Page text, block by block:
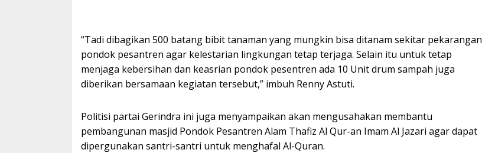
“Tadi dibagikan 500 batang bibit tanaman yang mungkin bisa ditanam sekitar pekarangan
pondok pesantren agar kelestarian lingkungan tetap terjaga. Selain itu untuk tetap
menjaga kebersihan dan keasrian pondok pesentren ada 10 Unit drum sampah juga
diberikan bersamaan kegiatan tersebut,” imbuh Renny Astuti.
Politisi partai Gerindra ini juga menyampaikan akan mengusahakan membantu
pembangunan masjid Pondok Pesantren Alam Thafiz Al Qur-an Imam Al Jazari agar dapat
dipergunakan santri-santri untuk menghafal Al-Quran.